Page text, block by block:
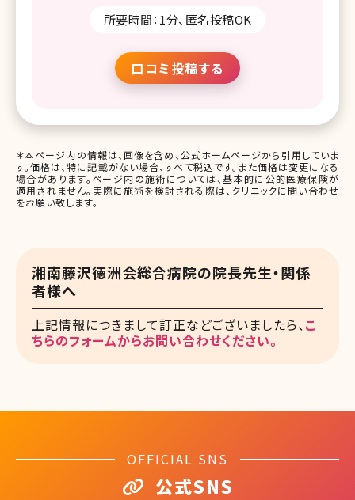
所要時間：1分、匿名投稿OK
口コミ投稿する
＊本ページ内の情報は、画像を含め、公式ホームページから引用していま
す。価格は、特に記載がない場合、すべて税込です。また価格は変更になる
場合があります。ページ内の施術については、基本的に公的医療保険が
適用されません。実際に施術を検討される際は、クリニックに問い合わせ
をお願い致します。
湘南藤沢徳洲会総合病院の院長先生・関係
者様へ
上記情報につきまして訂正などございましたら、こ
ちらのフォームからお問い合わせください。
OFFICIAL SNS
公式SNS